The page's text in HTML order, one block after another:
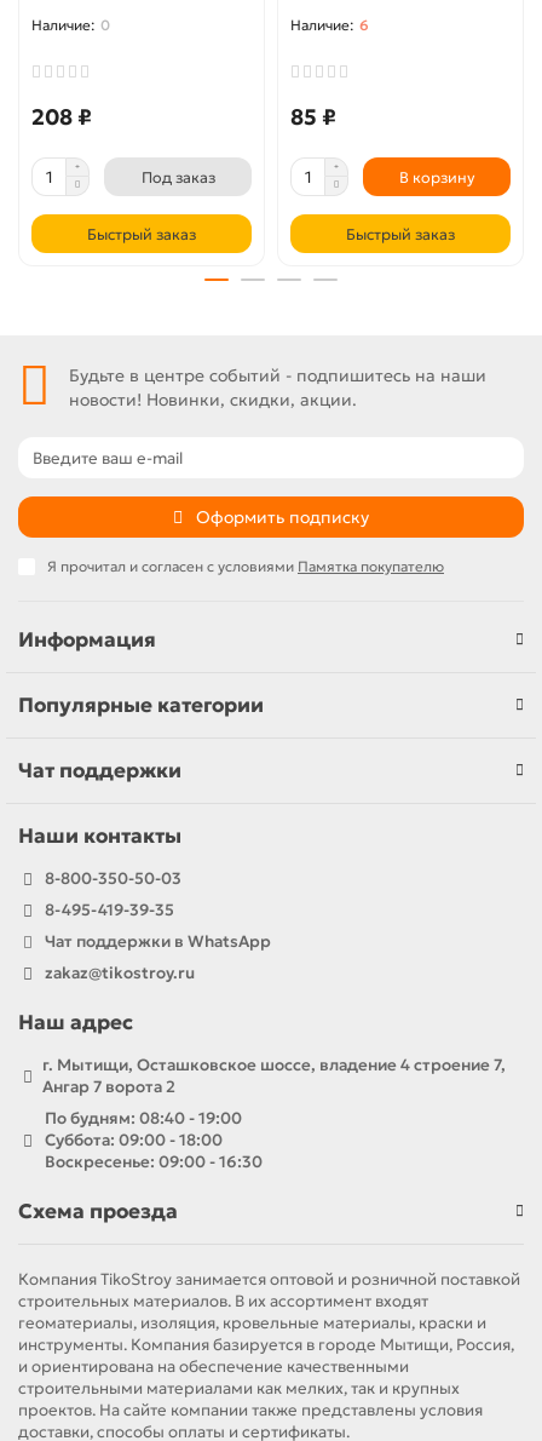
0
208 ₽
Под заказ
Быстрый заказ
6
85 ₽
В корзину
Быстрый заказ
Будьте в центре событий - подпишитесь на наши
новости! Новинки, скидки, акции.
Оформить подписку
Я прочитал и согласен с условиями Памятка покупателю
Информация
Популярные категории
Чат поддержки
Наши контакты
8-800-350-50-03
8-495-419-39-35
Чат поддержки в WhatsApp
zakaz@tikostroy.ru
Наш адрес
г. Мытищи, Осташковское шоссе, владение 4 строение 7,
Ангар 7 ворота 2
По будням: 08:40 - 19:00
Суббота: 09:00 - 18:00
Воскресенье: 09:00 - 16:30
Схема проезда
Компания TikoStroy занимается оптовой и розничной поставкой
строительных материалов. В их ассортимент входят
геоматериалы, изоляция, кровельные материалы, краски и
инструменты. Компания базируется в городе Мытищи, Россия,
и ориентирована на обеспечение качественными
строительными материалами как мелких, так и крупных
проектов. На сайте компании также представлены условия
доставки, способы оплаты и сертификаты.